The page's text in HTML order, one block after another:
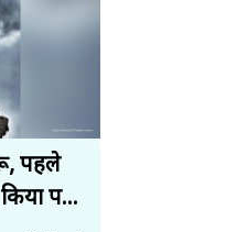
पहले
प...